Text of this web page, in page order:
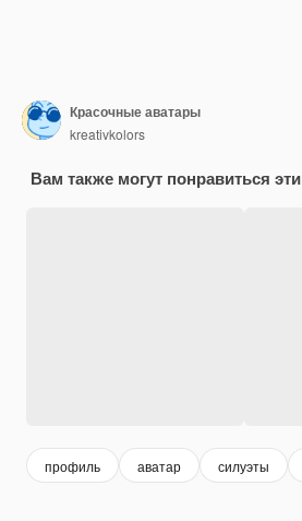
Красочные аватары
kreativkolors
Вам также могут понравиться
профиль аватар силуэты